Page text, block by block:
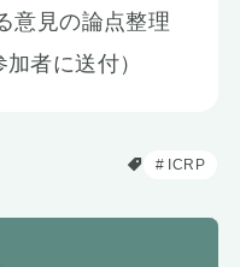
意見の論点整理
者に送付）
ICRP